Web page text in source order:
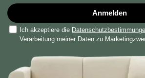
Anmelden
Ich akzeptiere die
Verarbeitung meiner Daten zu